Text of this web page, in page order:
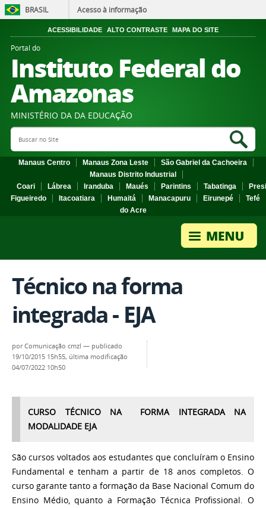
BRASIL Acesso à informação
ACESSIBILIDADE ALTO CONTRASTE MAPA DO SITE
Portal do
Instituto Federal do
Amazonas
MINISTÉRIO DA DA EDUCAÇÃO
Search Site
Manaus Centro Manaus Zona Leste
São Gabriel da Cachoeira
Manaus Distrito Industrial
Coari
Lábrea Iranduba Maués Parintins Tabatinga
Figueiredo
Itacoatiara Humaitá Manacapuru Eirunepé
Tefé
do Acre
Técnico na forma
integrada - EJA
porComunicação cmzl — publicado
19/10/2015 15h55, última modificação
04/07/2022 10h50
CURSO TÉCNICO NA FORMA INTEGRADA NA
MODALIDADE EJA
São cursos voltados aos estudantes que concluíram o Ensino
Fundamental e tenham a partir de 18 anos completos. O
curso garante tanto a formação da Base Nacional Comum do
Ensino Médio, quanto a Formação Técnica Profissional. O